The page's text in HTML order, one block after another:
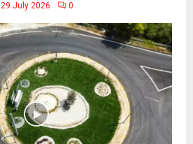
29 July 2026 0